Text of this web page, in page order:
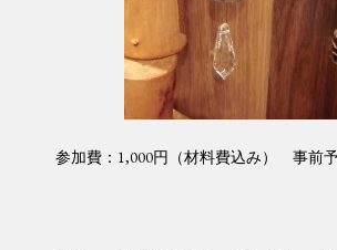
参加費：1,000円（材料費込み） 事前